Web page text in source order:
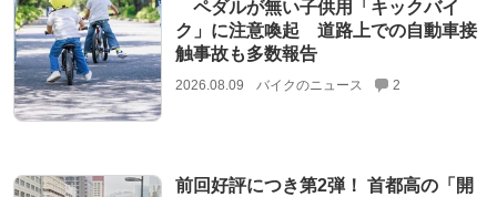
ペダルが無い子供用「キックバイ
ク」に注意喚起 道路上での自動車接
触事故も多数報告
2026.08.09 バイクのニュース 2
前回好評につき第2弾！ 首都高の「開